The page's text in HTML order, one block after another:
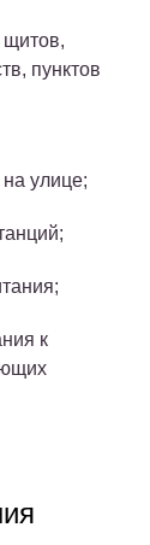
пунктов
улице;
к